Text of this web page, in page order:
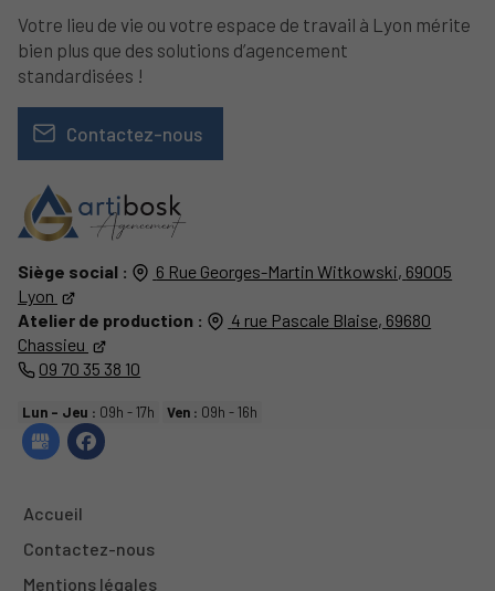
Siège social : 6 Rue Georges-Martin Witkowski, 69005
Lyon
Atelier de production :
4 rue Pascale Blaise, 69680
Chassieu
09 70 35 38 10
Lun - Jeu : 09h - 17h Ven : 09h - 16h
Accueil
Contactez-nous
Mentions légales
Votre lieu de vie ou votre espace de travail à Lyon mérite
bien plus que des solutions d’agencement
standardisées !
Contactez-nous